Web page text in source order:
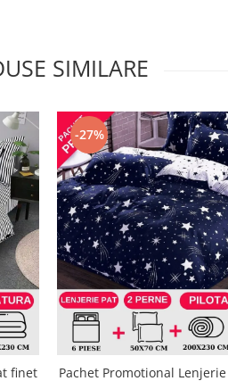
SIMILARE
finet
-27%
Pachet Promotional